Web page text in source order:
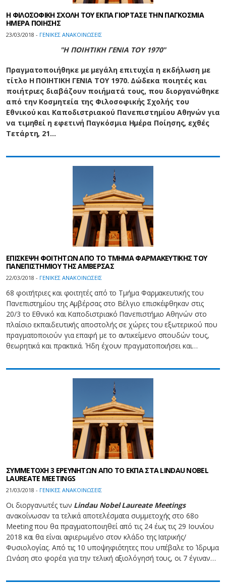
Η ΦΙΛΟΣΟΦΙΚΗ ΣΧΟΛΗ ΤΟΥ ΕΚΠΑ ΓΙΟΡΤΑΣΕ ΤΗΝ ΠΑΓΚΟΣΜΙΑ
ΗΜΕΡΑ ΠΟΙΗΣΗΣ
23/03/2018 - ΓΕΝΙΚΕΣ ΑΝΑΚΟΙΝΩΣΕΙΣ
"Η ΠΟΙΗΤΙΚΗ ΓΕΝΙΑ ΤΟΥ 1970"
Πραγματοποιήθηκε με μεγάλη επιτυχία η εκδήλωση με
τίτλο Η ΠΟΙΗΤΙΚΗ ΓΕΝΙΑ ΤΟΥ 1970. Δώδεκα ποιητές και
ποιήτριες διαβάζουν ποιήματά τους, που διοργανώθηκε
από την Κοσμητεία της Φιλοσοφικής Σχολής του
Εθνικού και Καποδιστριακού Πανεπιστημίου Αθηνών για
να τιμηθεί η εφετινή Παγκόσμια Ημέρα Ποίησης, εχθές
Τετάρτη, 21…
ΕΠΙΣΚΕΨΗ ΦΟΙΤΗΤΩΝ ΑΠΟ ΤΟ ΤΜΗΜΑ ΦΑΡΜΑΚΕΥΤΙΚΗΣ ΤΟΥ
ΠΑΝΕΠΙΣΤΗΜΙΟΥ ΤΗΣ ΑΜΒΕΡΣΑΣ
22/03/2018 - ΓΕΝΙΚΕΣ ΑΝΑΚΟΙΝΩΣΕΙΣ
68 φοιτήτριες και φοιτητές από το Τμήμα Φαρμακευτικής του
Πανεπιστημίου της Αμβέρσας στο Βέλγιο επισκέφθηκαν στις
20/3 το Εθνικό και Καποδιστριακό Πανεπιστήμιο Αθηνών στο
πλαίσιο εκπαιδευτικής αποστολής σε χώρες του εξωτερικού που
πραγματοποιούν για επαφή με το αντικείμενο σπουδών τους,
θεωρητικά και πρακτικά. Ήδη έχουν πραγματοποιήσει και…
ΣΥΜΜΕΤΟΧΗ 3 ΕΡΕΥΝΗΤΩΝ ΑΠΟ ΤΟ ΕΚΠΑ ΣΤΑ LINDAU NOBEL
LAUREATE MEETINGS
21/03/2018 - ΓΕΝΙΚΕΣ ΑΝΑΚΟΙΝΩΣΕΙΣ
Οι διοργανωτές των Lindau Nobel Laureate Meetings
ανακοίνωσαν τα τελικά αποτελέσματα συμμετοχής στο 68ο
Meeting που θα πραγματοποιηθεί από τις 24 έως τις 29 Ιουνίου
2018 και θα είναι αφιερωμένο στον κλάδο της Ιατρικής/
Φυσιολογίας. Από τις 10 υποψηφιότητες που υπέβαλε το Ίδρυμα
Ωνάση στο φορέα για την τελική αξιολόγησή τους, οι 7 έγιναν…